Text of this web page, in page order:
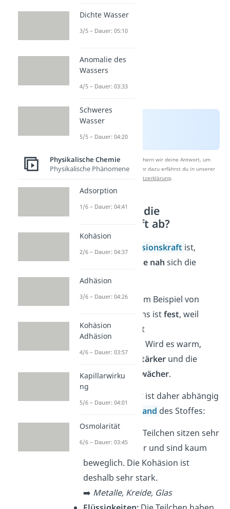
Nach Beantwortung speichern wir deine Antwort, um
Studyflix zu verbessern. Mehr dazu erfährst du in unserer
Datenschutzerklärung.
Wovon hängt die
Kohäsionskraft ab?
Wiestark die Kohäsionskraft ist,
hängt davon ab,
wie nah sich die
Teilchenkommen.
Das siehst du gut am Beispiel von
Wachs: Kaltes Wachs istfest, weil
seine Teilchen dicht
. Wird es warm,
bewegen
stärker und die
Kohäsion wird
schwächer.
Die Kohäsionskraft ist daher abhängig
Aggregatzustand des Stoffes:
Die Teilchen sitzen sehr
eng beieinander und sind kaum
beweglich. Die Kohäsion ist
deshalb sehr stark.
➡️ Metalle, Kreide, Glas
Dichte Wasser
3/5 – Dauer: 05:10
Anomalie des
Wassers
4/5 – Dauer: 03:33
Schweres
Wasser
5/5 – Dauer: 04:20
Physikalische Chemie
Physikalische Phänomene
Adsorption
1/6 – Dauer: 04:41
Kohäsion
2/6 – Dauer: 04:37
Adhäsion
3/6 – Dauer: 04:26
Kohäsion
Adhäsion
4/6 – Dauer: 03:57
Kapillarwirku
ng
5/6 – Dauer: 04:01
Osmolarität
6/6 – Dauer: 03:45